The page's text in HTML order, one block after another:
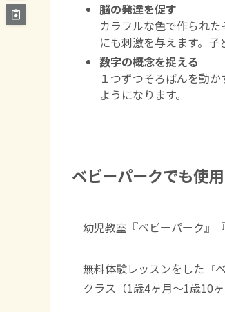
脳の発達を促す
カラフルな色で作られ
にも刺激を与えます。子
数字の概念を捉える
１つずつそろばんを動
ようになります。
ベビーパークでも使
幼児教室『ベビーパーク』
無料体験レッスンをした『
クラス（1歳4ヶ月〜1歳10